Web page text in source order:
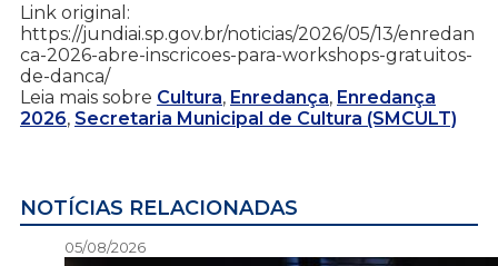
Link original:
https://jundiai.sp.gov.br/noticias/2026/05/13/enredan
ca-2026-abre-inscricoes-para-workshops-gratuitos-
de-danca/
Leia mais sobre Cultura, Enredança, Enredança
2026, Secretaria Municipal de Cultura (SMCULT)
NOTÍCIAS RELACIONADAS
05/08/2026